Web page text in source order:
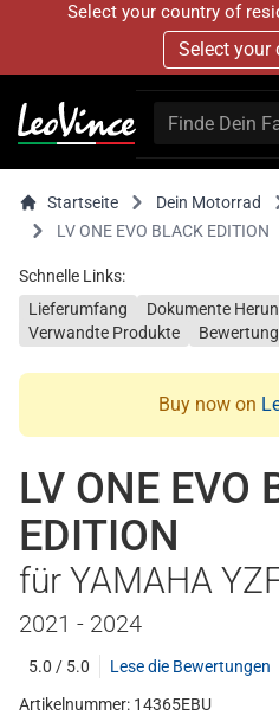
Select your country of
Select your
Startseite Dein Motorrad
LV ONE EVO BLACK EDITION
Schnelle Links:
Lieferumfang
Dokumente
Verwandte Produkte
Buy now on
LV ONE EVO
EDITION
für YAMAHA
2021 - 2024
5.0 / 5.0
Lese die Bewertungen
Artikelnummer: 14365EBU